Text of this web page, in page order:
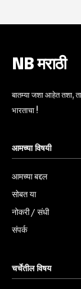
NB मराठी
बातम्या जशा आहेत तशा,
भारताचा !
आमच्या विषयी
आमच्या बद्दल
सोबत या
नोकरी / संधी
संपर्क
चर्चेतील विषय